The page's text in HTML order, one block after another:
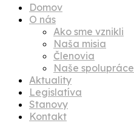
Domov
O nás
Ako sme vznikli
Naša misia
Členovia
Naše spolupráce
Aktuality
Legislatíva
Stanovy
Kontakt